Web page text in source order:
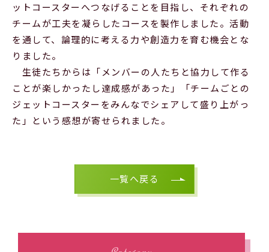
ットコースターへつなげることを目指し、それぞれの
チームが工夫を凝らしたコースを製作しました。活動
を通して、論理的に考える力や創造力を育む機会とな
りました。
生徒たちからは「メンバーの人たちと協力して作る
ことが楽しかったし達成感があった」「チームごとの
ジェットコースターをみんなでシェアして盛り上がっ
た」という感想が寄せられました。
一覧へ戻る